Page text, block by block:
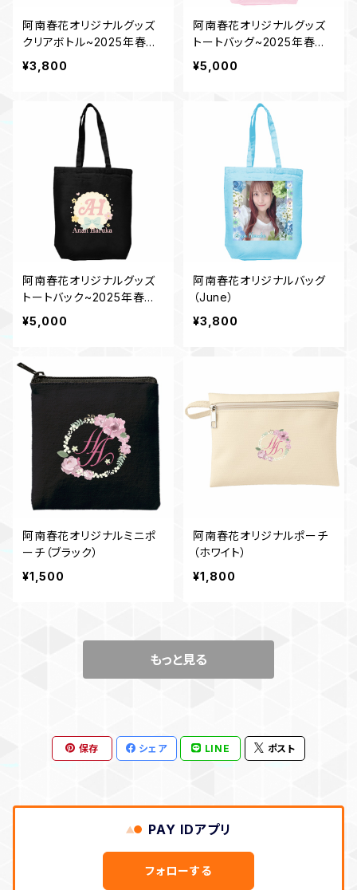
阿南春花オリジナルグッズ
クリアボトル~2025年春デ
ザイン~
¥3,800
阿南春花オリジナルグッズ
トートバッグ~2025年春デ
ザイン~
¥5,000
阿南春花オリジナルグッズ
トートバック~2025年春デ
ザイン~ブラック
¥5,000
阿南春花オリジナルバッグ
（June）
¥3,800
阿南春花オリジナルミニポ
ーチ（ブラック）
¥1,500
阿南春花オリジナルポーチ
（ホワイト）
¥1,800
もっと見る
保存 シェア LINE ポスト
PAY IDアプリ
フォローする